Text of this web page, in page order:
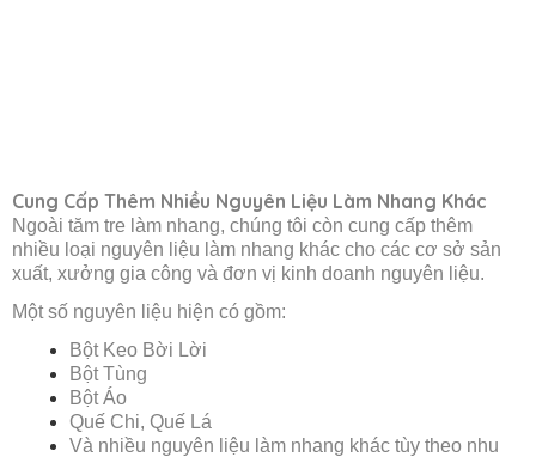
Cung Cấp Thêm Nhiều Nguyên Liệu Làm Nhang Khác
Ngoài tăm tre làm nhang, chúng tôi còn cung cấp thêm
nhiều loại nguyên liệu làm nhang khác cho các cơ sở sản
xuất, xưởng gia công và đơn vị kinh doanh nguyên liệu.
Một số nguyên liệu hiện có gồm:
Bột Keo Bời Lời
Bột Tùng
Bột Áo
Quế Chi, Quế Lá
Và nhiều nguyên liệu làm nhang khác tùy theo nhu